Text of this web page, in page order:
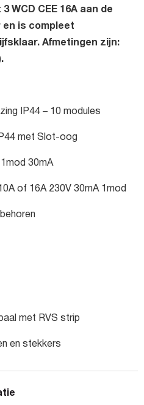
WCD CEE 16A aan de
is compleet
Afmetingen zijn:
IP44 – 10 modules
met Slot-oog
30mA
of 16A 230V 30mA 1mod
met RVS strip
en stekkers